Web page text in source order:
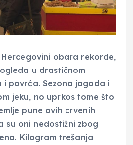
obara rekorde,
u drastičnom
i povrća. Sezona jagoda i
jeku, no uprkos tome što
pune ovih crvenih
su oni nedostižni zbog
Kilogram trešanja